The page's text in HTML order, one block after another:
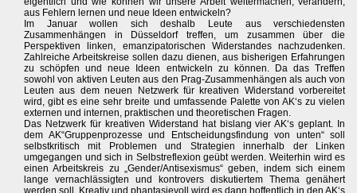
aus Fehlern lernen und neue Ideen entwickeln?
Im Januar wollen sich deshalb Leute aus verschiedensten
Zusammenhängen in Düsseldorf treffen, um zusammen über die
Perspektiven linken, emanzipatorischen Widerstandes nachzudenken.
Zahlreiche Arbeitskreise sollen dazu dienen, aus bisherigen Erfahrungen
zu schöpfen und neue Ideen entwickeln zu können. Da das Treffen
sowohl von aktiven Leuten aus den Prag-Zusammenhängen als auch von
Leuten aus dem neuen Netzwerk für kreativen Widerstand vorbereitet
wird, gibt es eine sehr breite und umfassende Palette von AK‘s zu vielen
externen und internen, praktischen und theoretischen Fragen.
Das Netzwerk für kreativen Widerstand hat bislang vier AK‘s geplant. In
dem AK“Gruppenprozesse und Entscheidungsfindung von unten“ soll
selbstkritisch mit Problemen und Strategien innerhalb der Linken
umgegangen und sich in Selbstreflexion geübt werden. Weiterhin wird es
einen Arbeitskreis zu „Gender/Antisexismus“ geben, indem sich einem
lange vernachlässigten und kontrovers diskutiertem Thema genähert